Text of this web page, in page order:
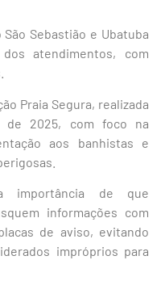
São Sebastião e Ubatuba
atendimentos, com
Praia Segura, realizada
de 2025, com foco na
aos banhistas e
importância de que
informações com
de aviso, evitando
impróprios para